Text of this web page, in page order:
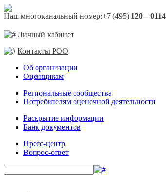
Наш многоканальный номер:+7 (495) 120—0114
Личный кабинет
Контакты РОО
Об организации
Оценщикам
Региональные сообщества
Потребителям оценочной деятельности
Раскрытие информации
Банк документов
Пресс-центр
Вопрос-ответ